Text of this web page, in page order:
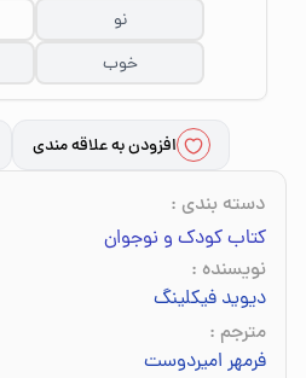
نو
خوب
افزودن به علاقه مندی
دسته بندی :
کتاب کودک و نوجوان
نویسنده :
دیوید فیکلینگ
مترجم :
فرمهر امیردوست